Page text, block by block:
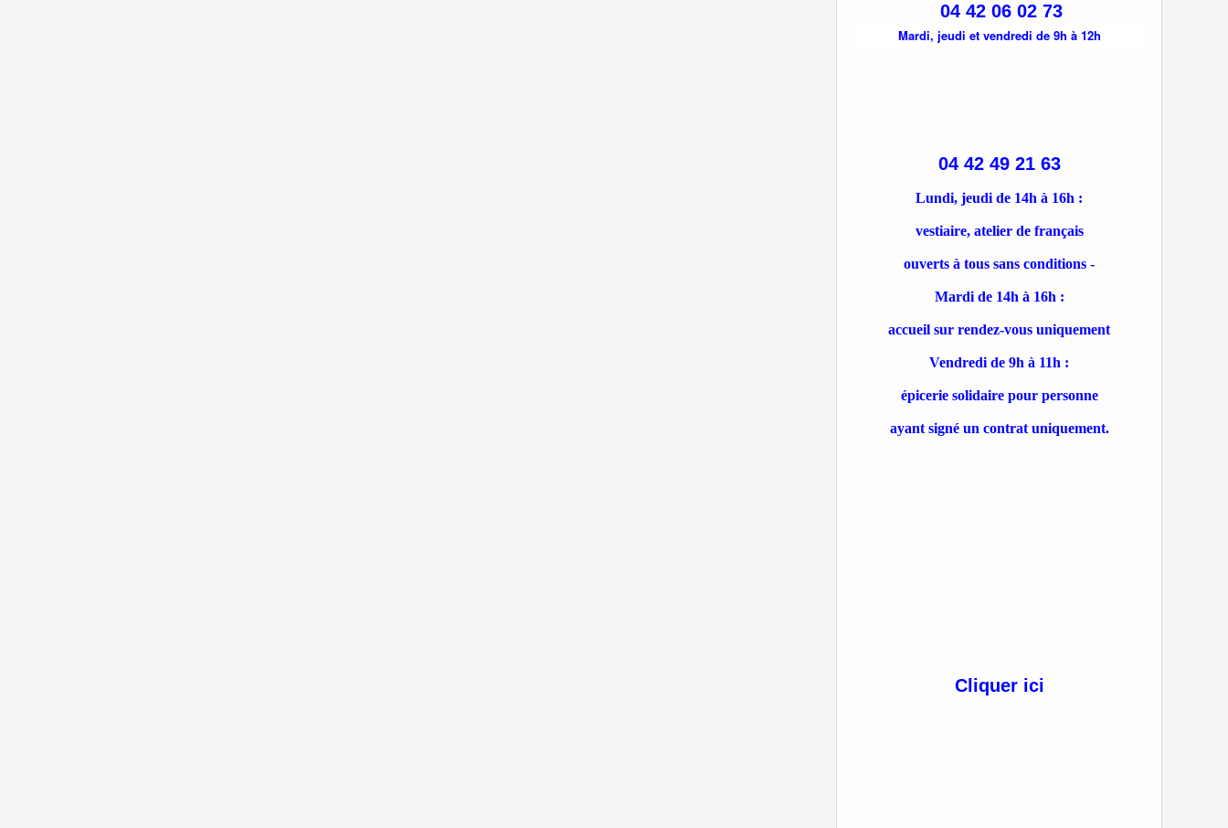
04 42 06 02 73
Mardi, jeudi et vendredi de 9h à 12h
04 42 49 21 63
Lundi, jeudi de 14h à 16h :
vestiaire, atelier de français
ouverts à tous sans conditions -
Mardi de 14h à 16h :
accueil sur rendez-vous uniquement
Vendredi de 9h à 11h :
épicerie solidaire pour personne
ayant signé un contrat uniquement.
Cliquer ici